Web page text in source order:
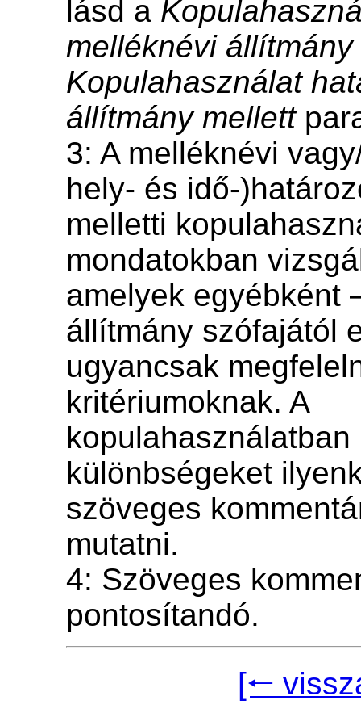
lásd a
melléknévi
Kopulahasználat
állítmány mellett
3: A melléknévi
hely- és idő-
melletti
mondatokban
amelyek egyébként
állítmány szófajától
ugyancsak
kritériumoknak. A
kopulahasználatban
különbségeket
szöveges
mutatni.
4: Szöveges
pontosítandó.
[🠐